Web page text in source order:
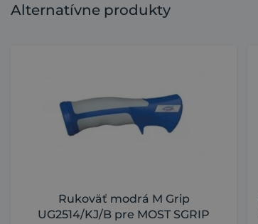
Alternatívne produkty
Rukoväť modrá M Grip
UG2514/KJ/B pre MOST SGRIP